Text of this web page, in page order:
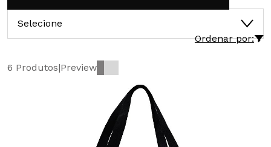
Selecione
Ordenar por:
6 Produtos|Preview